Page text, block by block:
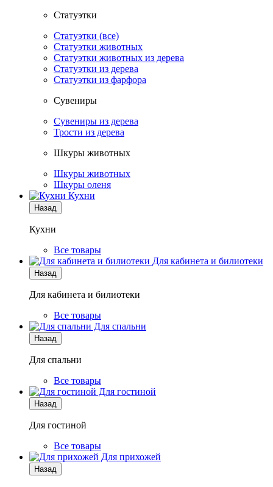
Статуэтки
Статуэтки (все)
Статуэтки животных
Статуэтки животных из дерева
Статуэтки из дерева
Статуэтки из фарфора
Сувениры
Сувениры из дерева
Трости из дерева
Шкуры животных
Шкуры животных
Шкуры оленя
Кухни
Назад
Кухни
Все товары
Для кабинета и билиотеки
Назад
Для кабинета и билиотеки
Все товары
Для спальни
Назад
Для спальни
Все товары
Для гостиной
Назад
Для гостиной
Все товары
Для прихожей
Назад